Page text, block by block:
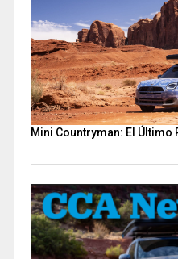
Mini Countryman: El Último